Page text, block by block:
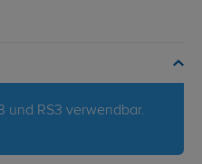
und RS3 verwendbar.